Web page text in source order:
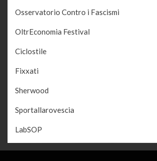
Osservatorio Contro i Fascismi
OltrEconomia Festival
Ciclostile
Fixxati
Sherwood
Sportallarovescia
LabSOP